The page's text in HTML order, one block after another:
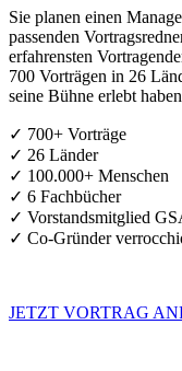
Sie planen einen
passenden
erfahrensten
700 Vorträgen in 26
seine Bühne erlebt
✓ 700+ Vorträge
✓ 26 Länder
✓ 100.000+ Menschen
✓ 6 Fachbücher
✓ Vorstandsmitglied
✓ Co-Gründer
JETZT VORTRAG